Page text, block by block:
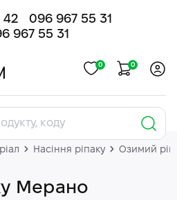
42 096 967 55 31
0 0
Насіння ріпаку Озимий
Мерано